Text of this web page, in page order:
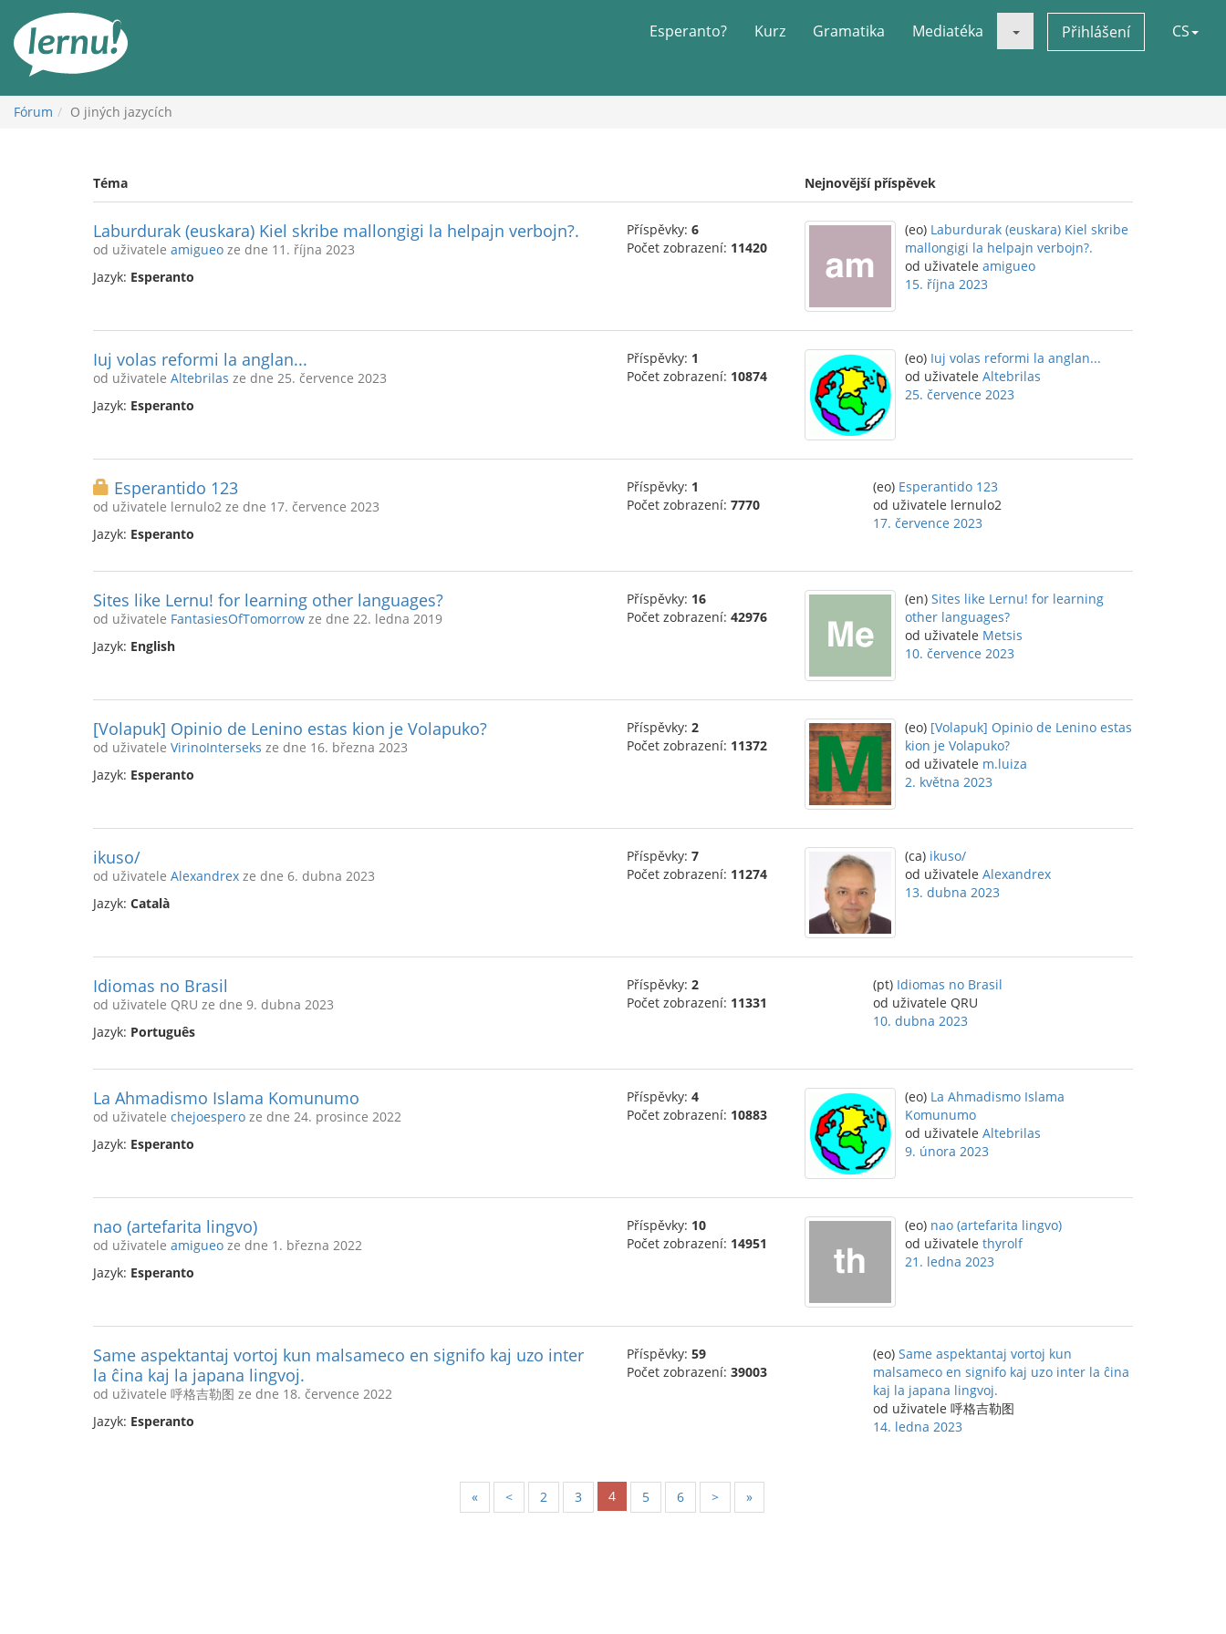
obsahu
Esperanto? Kurz Gramatika Mediatéka Přihlášení CS
Fórum O jiných jazycích
Téma Nejnovější příspěvek
Laburdurak (euskara) Kiel skribe mallongigi la helpajn verbojn?.
od uživatele amigueo ze dne 11. října 2023
Jazyk: Esperanto
Příspěvky: 6
Počet zobrazení: 11420
(eo) Laburdurak (euskara) Kiel skribe
mallongigi la helpajn verbojn?.
od uživatele amigueo
15. října 2023
Iuj volas reformi la anglan...
od uživatele Altebrilas ze dne 25. července 2023
Jazyk: Esperanto
Příspěvky: 1
Počet zobrazení: 10874
(eo) Iuj volas reformi la anglan...
od uživatele Altebrilas
25. července 2023
Esperantido 123
od uživatele lernulo2 ze dne 17. července 2023
Jazyk: Esperanto
Příspěvky: 1
Počet zobrazení: 7770
(eo) Esperantido 123
od uživatele lernulo2
17. července 2023
Sites like Lernu! for learning other languages?
od uživatele FantasiesOfTomorrow ze dne 22. ledna 2019
Jazyk: English
Příspěvky: 16
Počet zobrazení: 42976
(en) Sites like Lernu! for learning
other languages?
od uživatele Metsis
10. července 2023
[Volapuk] Opinio de Lenino estas kion je Volapuko?
od uživatele VirinoInterseks ze dne 16. března 2023
Jazyk: Esperanto
Příspěvky: 2
Počet zobrazení: 11372
(eo) [Volapuk] Opinio de Lenino estas
kion je Volapuko?
od uživatele m.luiza
2. května 2023
ikuso/
od uživatele Alexandrex ze dne 6. dubna 2023
Jazyk: Català
Příspěvky: 7
Počet zobrazení: 11274
(ca) ikuso/
od uživatele Alexandrex
13. dubna 2023
Idiomas no Brasil
od uživatele QRU ze dne 9. dubna 2023
Jazyk: Português
Příspěvky: 2
Počet zobrazení: 11331
(pt) Idiomas no Brasil
od uživatele QRU
10. dubna 2023
La Ahmadismo Islama Komunumo
od uživatele chejoespero ze dne 24. prosince 2022
Jazyk: Esperanto
Příspěvky: 4
Počet zobrazení: 10883
(eo) La Ahmadismo Islama
Komunumo
od uživatele Altebrilas
9. února 2023
nao (artefarita lingvo)
od uživatele amigueo ze dne 1. března 2022
Jazyk: Esperanto
Příspěvky: 10
Počet zobrazení: 14951
(eo) nao (artefarita lingvo)
od uživatele thyrolf
21. ledna 2023
Same aspektantaj vortoj kun malsameco en signifo kaj uzo inter
la ĉina kaj la japana lingvoj.
od uživatele 呼格吉勒图 ze dne 18. července 2022
Jazyk: Esperanto
Příspěvky: 59
Počet zobrazení: 39003
(eo) Same aspektantaj vortoj kun
malsameco en signifo kaj uzo inter la ĉina
kaj la japana lingvoj.
od uživatele 呼格吉勒图
14. ledna 2023
« < 2 3 4 5 6 > »